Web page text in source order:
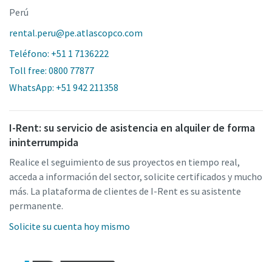
Perú
rental.peru@pe.atlascopco.com
Teléfono: +51 1 7136222
Toll free: 0800 77877
WhatsApp: +51 942 211358
I-Rent: su servicio de asistencia en alquiler de forma
ininterrumpida
Realice el seguimiento de sus proyectos en tiempo real,
acceda a información del sector, solicite certificados y mucho
más. La plataforma de clientes de I-Rent es su asistente
permanente.
Solicite su cuenta hoy mismo